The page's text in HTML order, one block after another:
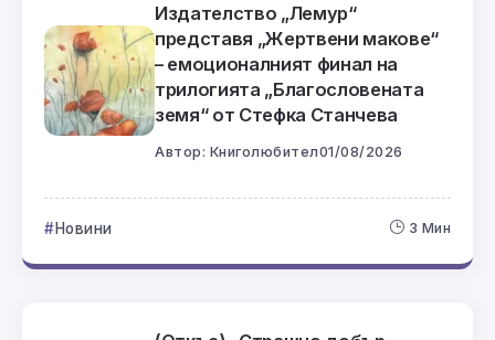
Издателство „Лемур“
представя „Жертвени макове“
– емоционалният финал на
трилогията „Благословената
земя“ от Стефка Станчева
Автор: Книголюбител01/08/2026
Новини 3 Мин